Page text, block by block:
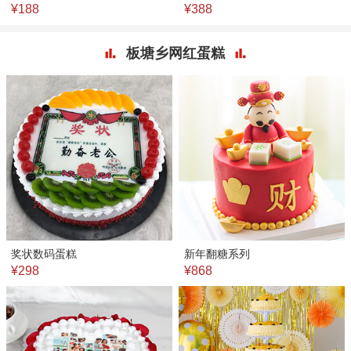
¥188 ¥388
板塘乡网红蛋糕
奖状数码蛋糕
¥298
新年翻糖系列
¥868